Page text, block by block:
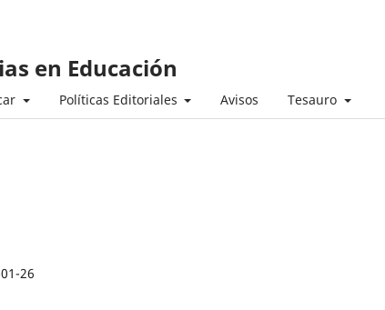
en Educación
Políticas Editoriales Avisos Tesauro
26